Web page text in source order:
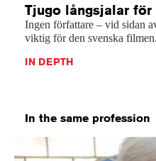
Tjugo långsjalar
Ingen författare – vid sidan
viktig för den svenska
IN DEPTH
In the same profession